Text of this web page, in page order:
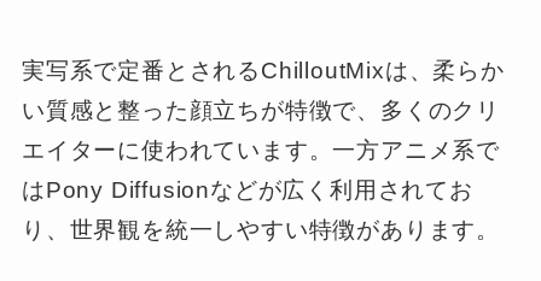
実写系で定番とされるChilloutMixは、柔らか
い質感と整った顔立ちが特徴で、多くのクリ
エイターに使われています。一方アニメ系で
はPony Diffusionなどが広く利用されてお
り、世界観を統一しやすい特徴があります。